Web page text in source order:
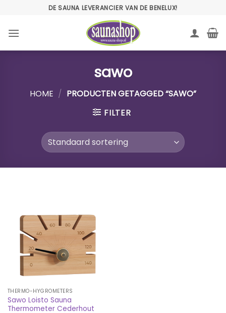
inhoud
DE SAUNA LEVERANCIER VAN DE BENELUX!
sawo
HOME / PRODUCTEN GETAGGED “SAWO”
FILTER
THERMO-HYGROMETERS
Sawo Loisto Sauna
Thermometer Cederhout